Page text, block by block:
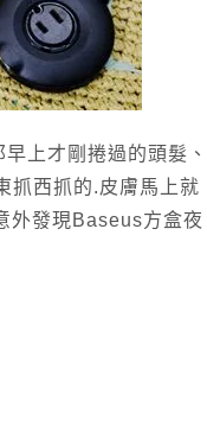
上才剛捲過的頭髮、
抓西抓的.皮膚馬上就
外發現Baseus方盒夜